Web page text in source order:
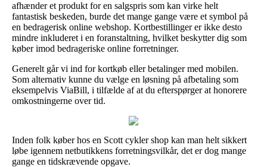
afhænder et produkt for en salgspris som kan virke helt
fantastisk beskeden, burde det mange gange være et symbol på
en bedragerisk online webshop. Kortbestillinger er ikke desto
mindre inkluderet i en foranstaltning, hvilket beskytter dig som
køber imod bedrageriske online forretninger.
Generelt går vi ind for kortkøb eller betalinger med mobilen.
Som alternativ kunne du vælge en løsning på afbetaling som
eksempelvis ViaBill, i tilfælde af at du efterspørger at honorere
omkostningerne over tid.
Inden folk køber hos en Scott cykler shop kan man helt sikkert
løbe igennem netbutikkens forretningsvilkår, det er dog mange
gange en tidskrævende opgave.